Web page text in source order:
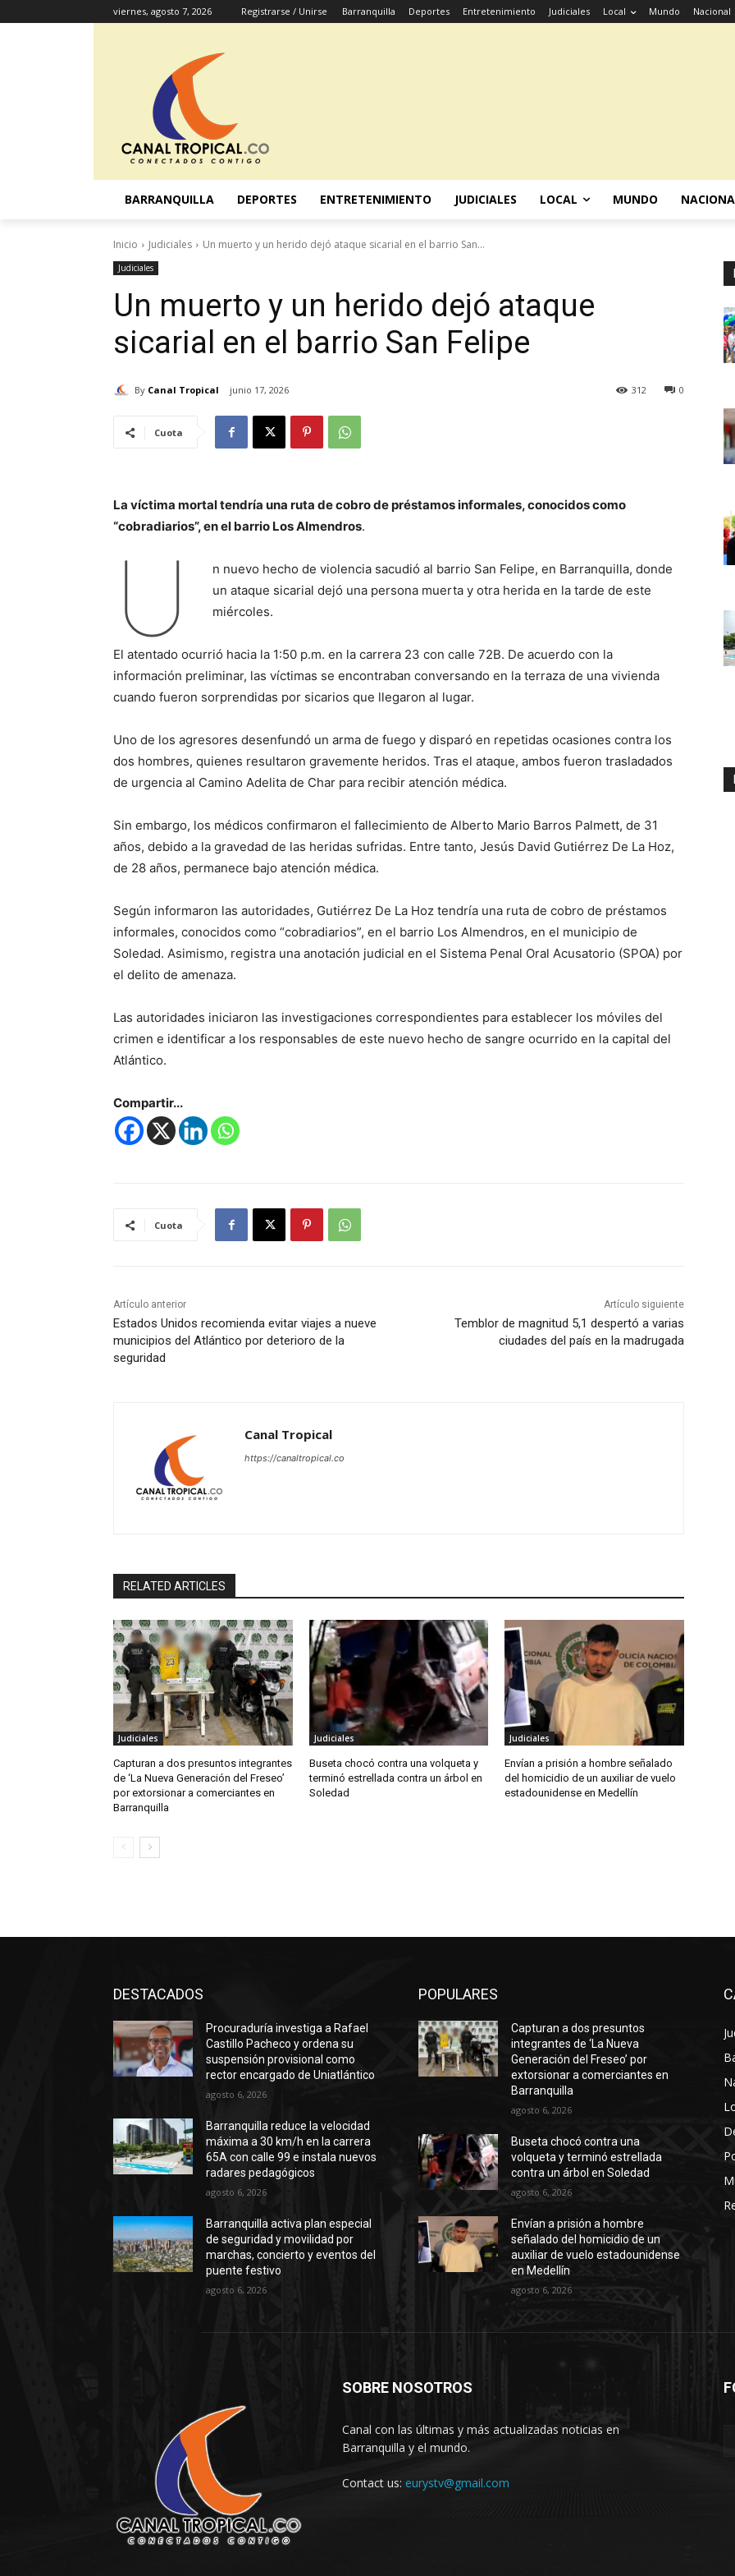
viernes, agosto 7, 2026 Registrarse / Unirse Barranquilla Deportes Entretenimiento Judiciales Local Mundo Nacional
BARRANQUILLA DEPORTES ENTRETENIMIENTO JUDICIALES LOCAL MUNDO
Inicio Judiciales Un muerto y un herido dejó ataque sicarial en el barrio San...
Judiciales
Un muerto y un herido dejó ataque
sicarial en el barrio San Felipe
By Canal Tropical junio 17, 2026 0
312
Cuota
La víctima mortal tendría una ruta de cobro de préstamos informales, conocidos como
“cobradiarios”, en el barrio Los Almendros.
U
n nuevo hecho de violencia sacudió al barrio San Felipe, en Barranquilla, donde
un ataque sicarial dejó una persona muerta y otra herida en la tarde de este
miércoles.
El atentado ocurrió hacia la 1:50 p.m. en la carrera 23 con calle 72B. De acuerdo con la
información preliminar, las víctimas se encontraban conversando en la terraza de una vivienda
cuando fueron sorprendidas por sicarios que llegaron al lugar.
Uno de los agresores desenfundó un arma de fuego y disparó en repetidas ocasiones contra los
dos hombres, quienes resultaron gravemente heridos. Tras el ataque, ambos fueron trasladados
de urgencia al Camino Adelita de Char para recibir atención médica.
Sin embargo, los médicos confirmaron el fallecimiento de Alberto Mario Barros Palmett, de 31
años, debido a la gravedad de las heridas sufridas. Entre tanto, Jesús David Gutiérrez De La Hoz,
de 28 años, permanece bajo atención médica.
Según informaron las autoridades, Gutiérrez De La Hoz tendría una ruta de cobro de préstamos
informales, conocidos como “cobradiarios”, en el barrio Los Almendros, en el municipio de
Soledad. Asimismo, registra una anotación judicial en el Sistema Penal Oral Acusatorio (SPOA) por
el delito de amenaza.
Las autoridades iniciaron las investigaciones correspondientes para establecer los móviles del
crimen e identificar a los responsables de este nuevo hecho de sangre ocurrido en la capital del
Atlántico.
Compartir...
Cuota
Artículo anterior
Estados Unidos recomienda evitar viajes a nueve
municipios del Atlántico por deterioro de la
seguridad
Artículo siguiente
Temblor de magnitud 5,1 despertó a varias
ciudades del país en la madrugada
Canal Tropical
https://canaltropical.co
RELATED ARTICLES
Judiciales
Capturan a dos presuntos integrantes
de ‘La Nueva Generación del Freseo’
por extorsionar a comerciantes en
Barranquilla
Judiciales
Buseta chocó contra una volqueta y
terminó estrellada contra un árbol en
Soledad
Judiciales
Envían a prisión a hombre señalado
del homicidio de un auxiliar de vuelo
estadounidense en Medellín
DESTACADOS
Procuraduría investiga a Rafael
Castillo Pacheco y ordena su
suspensión provisional como
rector encargado de Uniatlántico
agosto 6, 2026
Barranquilla reduce la velocidad
máxima a 30 km/h en la carrera
65A con calle 99 e instala nuevos
radares pedagógicos
agosto 6, 2026
Barranquilla activa plan especial
de seguridad y movilidad por
marchas, concierto y eventos del
puente festivo
agosto 6, 2026
POPULARES
Capturan a dos presuntos
integrantes de ‘La Nueva
Generación del Freseo’ por
extorsionar a comerciantes en
Barranquilla
agosto 6, 2026
Buseta chocó contra una
volqueta y terminó estrellada
contra un árbol en Soledad
agosto 6, 2026
Envían a prisión a hombre
señalado del homicidio de un
auxiliar de vuelo estadounidense
en Medellín
agosto 6, 2026
SOBRE NOSOTROS
Canal con las últimas y más actualizadas noticias en
Barranquilla y el mundo.
Contact us: eurystv@gmail.com